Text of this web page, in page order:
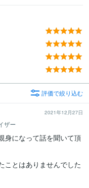
評価で絞り込む
2021年12月27日
ザー
身になって話を聞いて頂
ことはありませんでした